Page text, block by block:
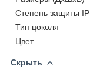
Степень защиты IP
Тип цоколя
Цвет
Скрыть